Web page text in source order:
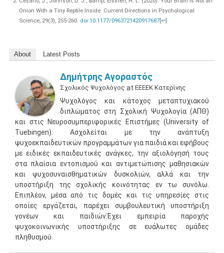
Onion With a Tiny Reptile Inside. Current Directions in Psychological
Science, 29(3), 255-260. doi:10.1177/0963721420917687[ ↩]
About Latest Posts
Δημήτρης Αγοραστός
Σχολικός Ψυχολόγος at ΕΕΕΕΚ Κατερίνης
Ψυχολόγος και κάτοχος μεταπτυχιακού
διπλώματος στη Σχολική Ψυχολογία (ΑΠΘ)
και στις Νευροσυμπεριφορικές Επιστήμες (University of
Tuebingen). Ασχολείται με την ανάπτυξη
ψυχοεκπαιδευτικών προγραμμάτων για παιδιά και εφήβους
με ειδικές εκπαιδευτικές ανάγκες, την αξιολόγησή τους
στα πλαίσια εντοπισμού και αντιμετώπισης μαθησιακών
και ψυχοσυναισθηματικών δυσκολιών, αλλά και την
υποστήριξη της σχολικής κοινότητας εν τω συνόλω.
Επιπλέον, μέσα από τις δομές και τις υπηρεσίες στις
οποίες εργάζεται, παρέχει συμβουλευτική υποστήριξη
γονέων και παιδιών.Έχει εμπειρία παροχής
ψυχοκοινωνικής υποστήριξης σε ευάλωτες ομάδες
πληθυσμού.